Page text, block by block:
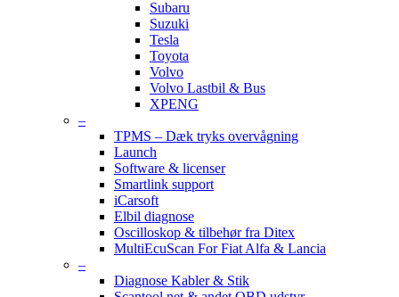
Subaru
Suzuki
Tesla
Toyota
Volvo
Volvo Lastbil & Bus
XPENG
–
TPMS – Dæk tryks overvågning
Launch
Software & licenser
Smartlink support
iCarsoft
Elbil diagnose
Oscilloskop & tilbehør fra Ditex
MultiEcuScan For Fiat Alfa & Lancia
–
Diagnose Kabler & Stik